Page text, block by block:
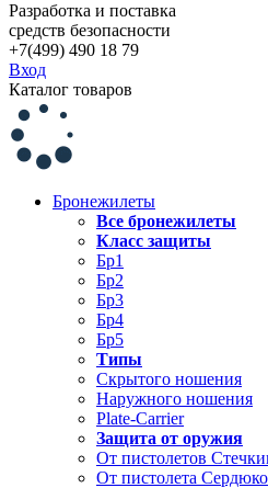
Разработка и поставка
средств безопасности
+7(499) 490 18 79
Вход
Каталог товаров
Бронежилеты
Все бронежилеты
Класс защиты
Бр1
Бр2
Бр3
Бр4
Бр5
Типы
Скрытого ношения
Наружного ношения
Plate-Carrier
Защита от оружия
От пистолетов
От пистолета